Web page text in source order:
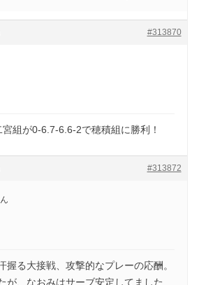
#313870
組が0-6.7-6.6-2で穂積組に勝利！
#313872
握る大接戦、攻撃的なプレーの応酬。
が、なおみはサーブ安定してました